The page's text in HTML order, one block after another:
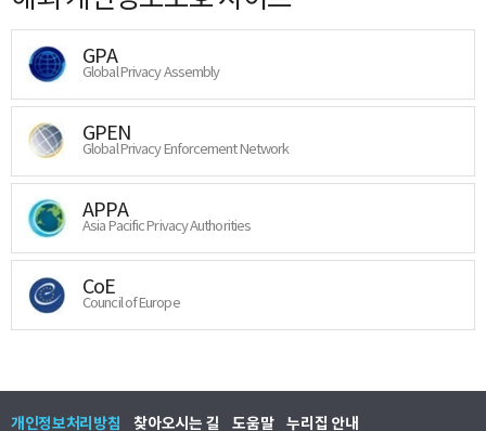
GPA
Global Privacy Assembly
GPEN
Global Privacy Enforcement Network
APPA
Asia Pacific Privacy Authorities
CoE
Council of Europe
개인정보처리방침 찾아오시는 길 도움말 누리집 안내